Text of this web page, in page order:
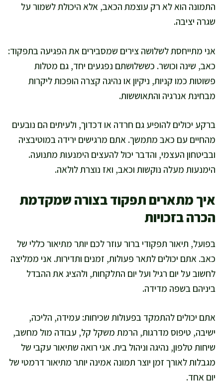
התמונה הוא לא רק עוצמת הכאב, אלא היכולת לשמור על
שגרה יציבה.
אני מתייחסת לשלושה צירים שמסבירים את הפגיעה בתפקוד:
כאב, שינה וכושר. כששלושתם נפגעים יחד, גם מטלות
פשוטות כמו קניות, ניקיון או נהיגה קצרה הופכות ליקרות
מבחינת אנרגיה והתאוששות.
ברקע יכולים להופיע גם חרדה או דכדוך, ולעיתים הם נובעים
מהחיים עם כאב מתמשך. אתם מרגישים ירידה במוטיבציה
ובביטחון העצמי, והדבר יכול להעצים הימנעות מתנועה.
הימנעות מעלה נוקשות וכאב, ואז נוצרת לולאה.
איך מתארים תפקוד בצורה שמקדמת
הכרה בזכויות
בפועל, תיאור תפקודי ברור עוזר לכם יותר מתיאור כללי של
כאב. אתם יכולים לתאר פעולות, זמנים ותדירות. אני ממליצה
לחשוב על יום רגיל ועל יום התלקחות, ולהציג את ההבדל
ביניהם בשפה מדידה.
אתם יכולים להתמקד בפעולות שכיחות: עמידה, הליכה,
ישיבה, טיפוס מדרגות, הרמת משקל קל, עבודה מול מחשב,
שיחות טלפון, נהיגה וניהול בית. אני רואה שתיאור עקבי של
מגבלות לאורך זמן יוצר תמונה אמינה יותר מתיאור דרמטי של
יום אחד.